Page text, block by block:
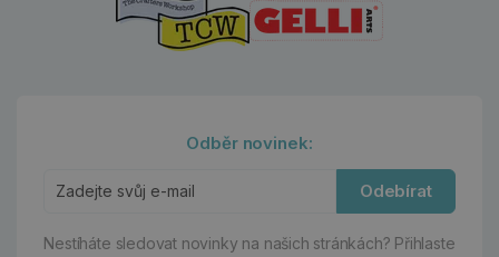
Odběr novinek:
Odebírat
Nestíháte sledovat novinky na našich stránkách? Přihlaste